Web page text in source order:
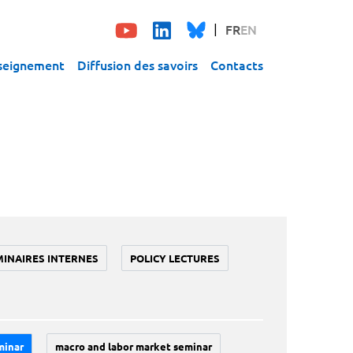
FREN
Diffusion des savoirs Contacts
INTERNES POLICY LECTURES
macro and labor market seminar